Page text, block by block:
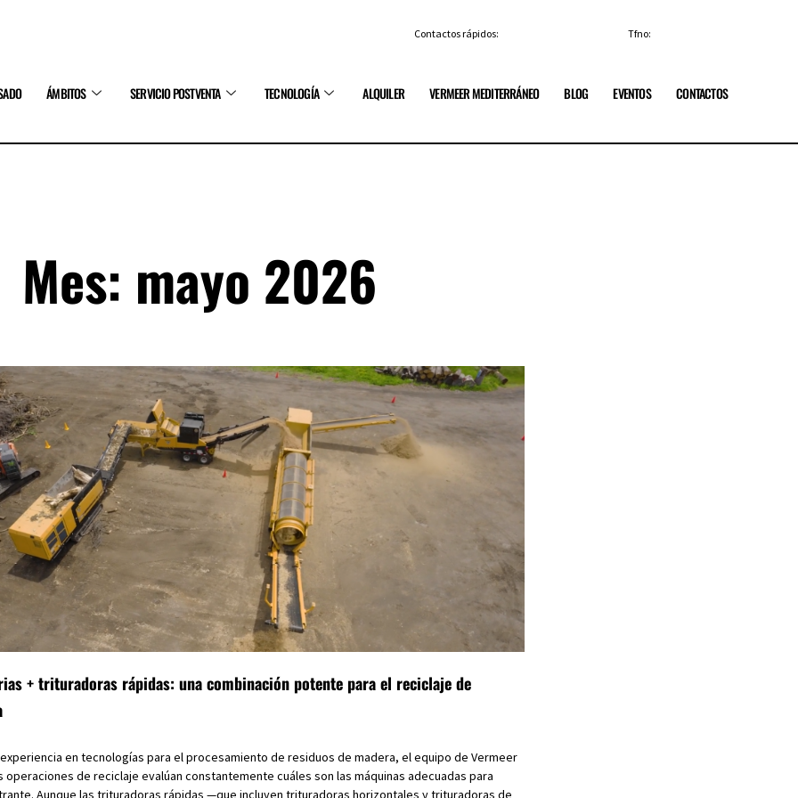
Contactos rápidos: Tfno:
ÁMBITOS SERVICIO POSTVENTA TECNOLOGÍA ALQUILER VERMEER MEDITERRÁNEO BLOG EVENTOS CONTACTOS
Mes: mayo 2026
+ trituradoras rápidas: una combinación potente para el reciclaje de
en tecnologías para el procesamiento de residuos de madera, el equipo de Vermeer
operaciones de reciclaje evalúan constantemente cuáles son las máquinas adecuadas para
Aunque las trituradoras rápidas —que incluyen trituradoras horizontales y trituradoras de